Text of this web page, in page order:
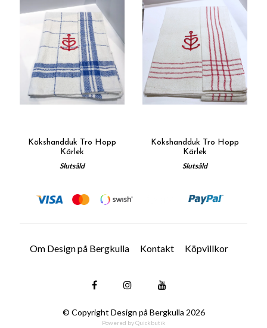
Kökshandduk Tro Hopp
Kärlek
Slutsåld
Kökshandduk Tro Hopp
Kärlek
Slutsåld
Om Design på Bergkulla Kontakt Köpvillkor
© Copyright Design på Bergkulla 2026
Powered by Quickbutik